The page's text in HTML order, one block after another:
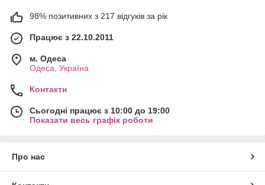
98% позитивних з 217 відгуків за рік
Працює з 22.10.2011
м. Одеса
Одеса, Україна
Контакти
Сьогодні працює з 10:00 до 19:00
Показати весь графік роботи
Про нас